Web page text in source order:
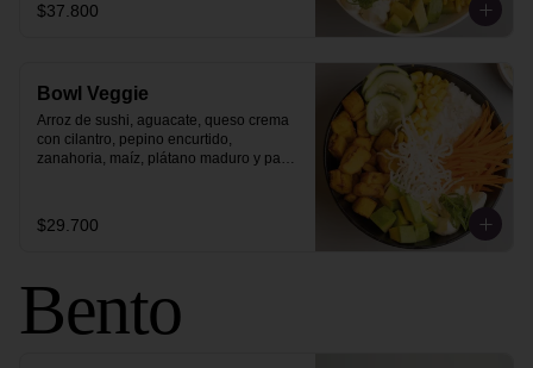
$37.800
Bowl Veggie
Arroz de sushi, aguacate, queso crema
con cilantro, pepino encurtido,
zanahoria, maíz, plátano maduro y pasta
$29.700
Bento